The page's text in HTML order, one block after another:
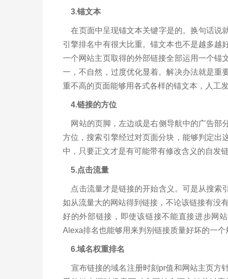
3.锚文本
在页面中呈现锚文本关键字是的。换句话说
引擎排名中有很大比重。锚文本也不是越多越
一个网站主页取得的外部链接全部运用一个锚
一，不自然，过度优化显着。解决办法就是重
重不高的页面能够用各式各样的锚文本，人工
4.链接的方位
网站的页脚，左边或是右侧导航中的广告部
方位，搜索引擎经过对页面分块，能够判定出
中，只要正文才是有可能带有修改含义的自发
5.点击流量
点击流量才是链接的开始含义。可是从搜索
如从流量大的网站得到链接，不论该链接有没
好的外部链接，即使该链接不能直接进步网
Alexa排名也能够用来判别链接质量好坏的一个
6.域名权重排名
宣布链接的域名注册时刻pr值和网站主页方